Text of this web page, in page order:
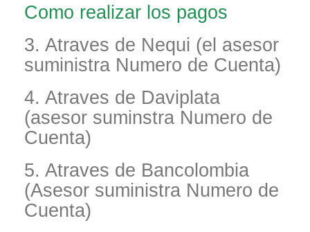
Como realizar los pagos
3. Atraves de Nequi (el asesor
suministra Numero de Cuenta)
4. Atraves de Daviplata
(asesor suminstra Numero de
Cuenta)
5. Atraves de Bancolombia
(Asesor suministra Numero de
Cuenta)